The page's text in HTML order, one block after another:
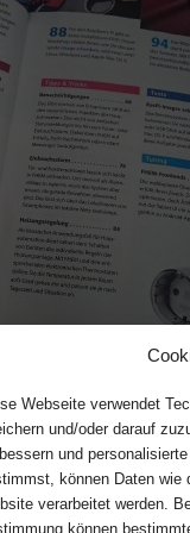
Webseite verwendet
und/oder darauf
und
können Daten wie
verarbeitet werden.
können
dem RaZberry-Modul und Z-
hat und
der findet im Heft
in Sachen